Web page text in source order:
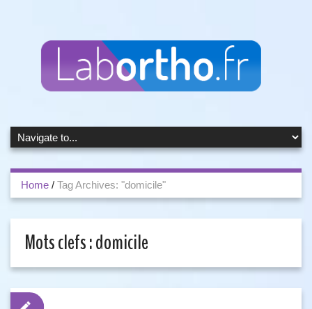
Home / Tag Archives: "domicile"
Mots clefs :domicile